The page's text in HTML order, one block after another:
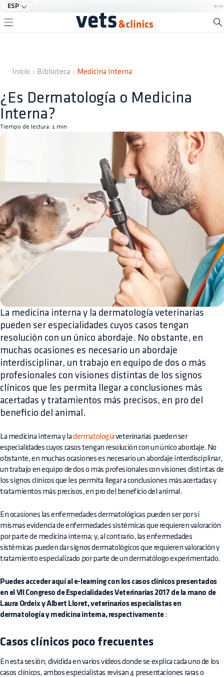
ESP
Inicio Biblioteca Medicina interna
¿Es Dermatología o Medicina
Interna?
Tiempo de lectura: 1 min
La medicina interna y la dermatología veterinarias
pueden ser especialidades cuyos casos tengan
resolución con un único abordaje. No obstante, en
muchas ocasiones es necesario un abordaje
interdisciplinar, un trabajo en equipo de dos o más
profesionales con visiones distintas de los signos
clínicos que les permita llegar a conclusiones más
acertadas y tratamientos más precisos, en pro del
beneficio del animal.
La medicina interna y la dermatología veterinarias pueden ser
especialidades cuyos casos tengan resolución con un único abordaje. No
obstante, en muchas ocasiones es necesario un abordaje interdisciplinar,
un trabajo en equipo de dos o más profesionales con visiones distintas de
los signos clínicos que les permita llegar a conclusiones más acertadas y
tratamientos más precisos, en pro del beneficio del animal.
En ocasiones las enfermedades dermatológicas pueden ser por sí
mismas evidencia de enfermedades sistémicas que requieren valoración
por parte de medicina interna; y, al contrario, las enfermedades
sistémicas pueden dar signos dermatológicos que requieren valoración y
tratamiento especializado por parte de un dermatólogo experimentado.
Puedes acceder aquí al e-learning con los casos clínicos presentados
en el VII Congreso de Especialidades Veterinarias 2017 de la mano de
Laura Ordeix y Albert Lloret, veterinarios especialistas en
dermatología y medicina interna, respectivamente:
Casos clínicos poco frecuentes
En esta sesión, dividida en varios vídeos donde se explica cada uno de los
casos clínicos, ambos especialistas revisan 4 presentaciones raras o